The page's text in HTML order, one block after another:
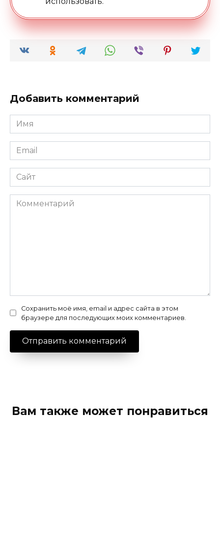
Добавить комментарий
Имя
*
Email
*
Сайт
Комментарий
Сохранить моё имя, email и адрес сайта в этом
браузере для последующих моих комментариев.
Вам также может понравиться